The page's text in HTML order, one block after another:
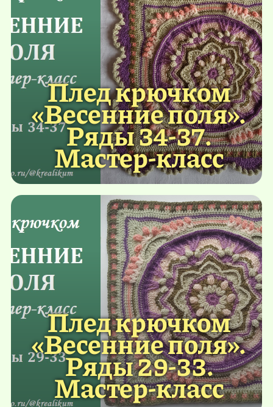
Плед крючком
«Весенние поля».
Ряды 34-37.
Мастер-класс
Плед крючком
«Весенние поля».
Ряды 29-33.
Мастер-класс